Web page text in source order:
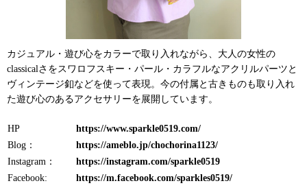
カジュアル・遊び心をカラーで取り入れながら、大人の女性の
classicalさをスワロフスキー・パール・カラフルなアクリルパーツと
ヴィンテージ釦などを使って表現。今の付属と古きものも取り入れ
た遊び心のあるアクセサリーを展開しています。
HP
https://www.sparkle0519.com/
Blog：
https://ameblo.jp/chochorina1123/
Instagram：
https://instagram.com/sparkle0519
Facebook:
https://m.facebook.com/sparkles0519/